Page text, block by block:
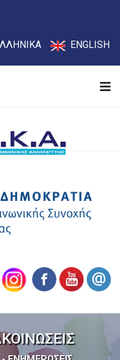
ENGLISH